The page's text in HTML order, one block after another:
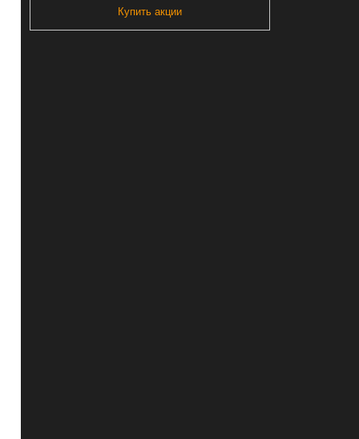
Купить акции